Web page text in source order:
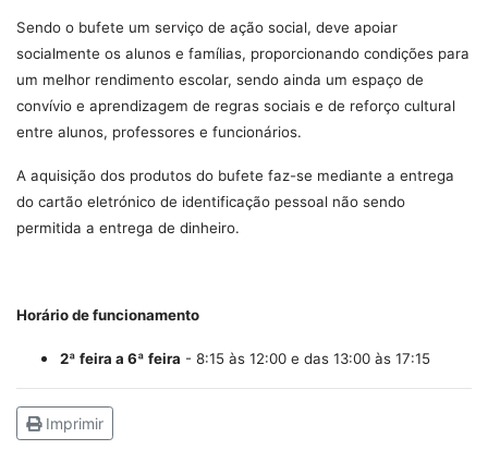
Sendo o bufete um serviço de ação social, deve apoiar
socialmente os alunos e famílias, proporcionando condições para
um melhor rendimento escolar, sendo ainda um espaço de
convívio e aprendizagem de regras sociais e de reforço cultural
entre alunos, professores e funcionários.
A aquisição dos produtos do bufete faz-se mediante a entrega
do cartão eletrónico de identificação pessoal não sendo
permitida a entrega de dinheiro.
Horário de funcionamento
2ª feira a 6ª feira - 8:15 às 12:00 e das 13:00 às 17:15
Imprimir